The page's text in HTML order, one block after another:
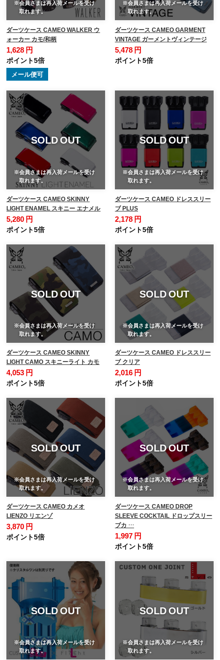
※会員さまは再入荷メールを受け
取れます。
ダーツケース CAMEO WALKER ウ
ォーカー カモ/和柄
1,628 円
ポイント5倍
メール便可
※会員さまは再入荷メールを受け
取れます。
ダーツケース CAMEO GARMENT
VINTAGE ガーメントヴィンテージ
5,478 円
ポイント5倍
SOLD OUT
※会員さまは再入荷メールを受け
取れます。
ダーツケース CAMEO SKINNY
LIGHT ENAMEL スキニー エナメル
5,280 円
ポイント5倍
SOLD OUT
※会員さまは再入荷メールを受け
取れます。
ダーツケース CAMEO ドレススリー
ブ PLUS
2,178 円
ポイント5倍
SOLD OUT
※会員さまは再入荷メールを受け
取れます。
ダーツケース CAMEO SKINNY
LIGHT CAMO スキニーライト カモ
4,053 円
ポイント5倍
SOLD OUT
※会員さまは再入荷メールを受け
取れます。
ダーツケース CAMEO ドレススリー
ブ クリア
2,016 円
ポイント5倍
SOLD OUT
※会員さまは再入荷メールを受け
取れます。
ダーツケース CAMEO カメオ
LIENZO リエンゾ
3,870 円
ポイント5倍
SOLD OUT
※会員さまは再入荷メールを受け
取れます。
ダーツケース CAMEO DROP
SLEEVE COCKTAIL ドロップスリー
ブカ …
1,997 円
ポイント5倍
SOLD OUT
※会員さまは再入荷メールを受け
取れます。
SOLD OUT
※会員さまは再入荷メールを受け
取れます。